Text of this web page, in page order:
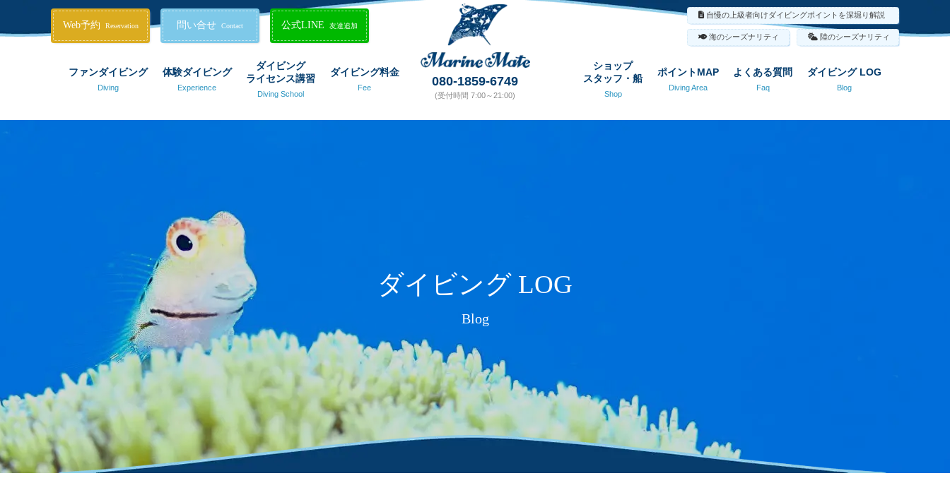
080-1859-6749
(受付時間 7:00～21:00)
ファンダイビング
Diving
体験ダイビング
Experience
ダイビング
ライセンス講習
Diving School
ダイビング料金
Fee
ショップ
スタッフ・船
Shop
ポイントMAP
Diving Area
よくある質問
Faq
ダイビング LOG
Blog
自慢の上級者向けダイビングポイントを深堀り解説
海のシーズナリティ 陸のシーズナリティ
Web予約 Reservation 問い合せ Contact 公式LINE 友達追加
ダイビング LOG
Blog